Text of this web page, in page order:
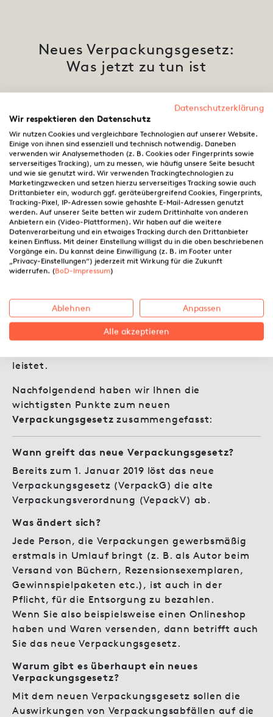
Neues Verpackungsgesetz:
Was jetzt zu tun ist
28.11.2018 ·Jessica Halermöller
Wir alle haben unseren Anteil an der Umwelt
und bestimmen somit auch, welchen
„Fußabdruck“ wir hinterlassen. Wenn es um
Verpackungen geht, die wir selbst in den Umlauf
bringen, dann sind wir auch für die Entsorgung
verantwortlich.
Umso wichtiger ist es natürlich, dass die
recycelbar und ökologisch sind. Mit dem neuen
Verpackungsgesetz wird nun darauf geachtet,
dass jeder, der Verpackungsmaterialien neu in
leistet.
Nachfolgendend haben wir Ihnen die
wichtigsten Punkte zum neuen
Verpackungsgesetz zusammengefasst:
Wann greift das neue Verpackungsgesetz?
Bereits zum 1. Januar 2019 löst das neue
Verpackungsgesetz (VerpackG) die alte
Verpackungsverordnung (VepackV) ab.
Was ändert sich?
Jede Person, die Verpackungen gewerbsmäßig
erstmals in Umlauf bringt (z. B. als Autor beim
Versand von Büchern, Rezensionsexemplaren,
Gewinnspielpaketen etc.), ist auch in der
Pflicht, für die Entsorgung zu bezahlen.
Wenn Sie also beispielsweise einen Onlineshop
haben und Waren versenden, dann betrifft auch
Sie das neue Verpackungsgesetz.
Warum gibt es überhaupt ein neues
Verpackungsgesetz?
Mit dem neuen Verpackungsgesetz sollen die
Auswirkungen von Verpackungsabfällen auf die
Datenschutzerklärung
Wir respektieren den Datenschutz
Wir nutzen Cookies und vergleichbare Technologien auf unserer Website.
Einige von ihnen sind essenziell und technisch notwendig. Daneben
verwenden wir Analysemethoden (z. B. Cookies oder Fingerprints sowie
serverseitiges Tracking), um zu messen, wie häufig unsere Seite besucht
und wie sie genutzt wird. Wir verwenden Trackingtechnologien zu
Marketingzwecken und setzen hierzu serverseitiges Tracking sowie auch
Drittanbieter ein, wodurch ggf. geräteübergreifend Cookies, Fingerprints,
Tracking-Pixel, IP-Adressen sowie gehashte E-Mail-Adressen genutzt
werden. Auf unserer Seite betten wir zudem Drittinhalte von anderen
Anbietern ein (Video-Plattformen). Wir haben auf die weitere
Datenverarbeitung und ein etwaiges Tracking durch den Drittanbieter
keinen Einfluss. Mit deiner Einstellung willigst du in die oben beschriebenen
Vorgänge ein. Du kannst deine Einwilligung (z. B. im Footer unter
„Privacy-Einstellungen“) jederzeit mit Wirkung für die Zukunft
widerrufen. (BoD-Impressum)
Ablehnen Anpassen
Alle akzeptieren